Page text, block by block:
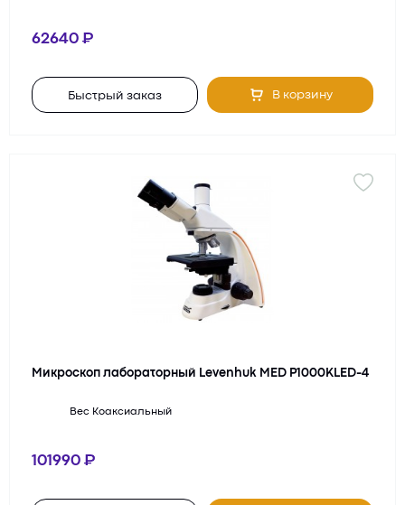
62640
Быстрый заказ В корзину
Микроскоп лабораторный Levenhuk MED P1000KLED-4
Вес Коаксиальный
101990